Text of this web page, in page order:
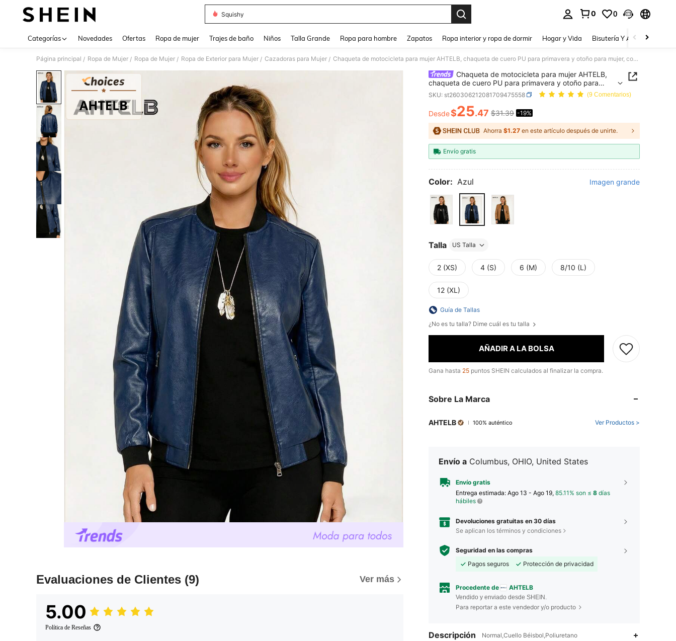
Squishy
0 0
Categorías Novedades Ofertas Ropa de mujer Trajes de baño Niños Talla Grande Ropa para hombre Zapatos Ropa interior y ropa de dormir Hogar y Vida Bisutería Y Accesorios
Página principal / Ropa de Mujer / Ropa de Mujer / Ropa de Exterior para Mujer / Cazadoras para Mujer / Chaqueta de motocicleta para mujer AHTELB, chaqueta de cuero PU para primavera y otoño para mujer, cortavientos para exteriores con cremallera y múltiples bolsillos para otoño
Evaluaciones de Clientes (9) Ver más
5.00
Política de Reseñas
Chaqueta de motocicleta para mujer AHTELB,
chaqueta de cuero PU para primavera y otoño para
mujer, cortavientos para exteriores con cremallera y
múltiples bolsillos para otoño
SKU: st260306212081709475558 (9 Comentarios)
PRICE AND AVAILABILITY
Desde$25.47 $31.39 -19%
Ahorra $1.27 en este artículo después de unirte.
Envío gratis
Color: Azul Imagen grande
Talla US Talla
2 (XS) 4 (S) 6 (M) 8/10 (L)
12 (XL)
Guía de Tallas
¿No es tu talla? Dime cuál es tu talla
AÑADIR A LA BOLSA
Gana hasta 25 puntos SHEIN calculados al finalizar la compra.
Sobre La Marca
AHTELB 100% auténtico Ver Productos >
Envío a Columbus, OHIO, United States
Envío gratis
Entrega estimada: Ago 13 - Ago 19, 85.11% son ≤ 8 días
hábiles
Devoluciones gratuitas en 30 días
Se aplican los términos y condiciones
Seguridad en las compras
Pagos seguros
Protección de privacidad
Procedente de AHTELB
Vendido y enviado desde SHEIN.
Para reportar a este vendedor y/o producto
Descripción Normal,Cuello Béisbol,Poliuretano